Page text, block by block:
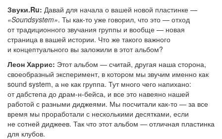
Звуки.Ru: Давай для начала о вашей новой пластинке —
«Soundsystem». Ты как-то уже говорил, что это — отход
от традиционного звучания группы и вообще — новая
страница в вашей истории. Что же такого важного
и концептуального вы заложили в этот альбом?
Леон Харрис: Этот альбом — считай, другая наша сторона,
своеобразный эксперимент, в котором мы звучим именно как
sound system, а не как группа. Тут много чего напихано:
от дабстепа до драм-н-бейса, и все это навеяно нашей
работой с разными диджеями. Мы посчитали как-то — за все
время мы проработали с несколькими десятками, если
не сотней диджеев. Так что этот альбом — отличная пластинка
для клубов.